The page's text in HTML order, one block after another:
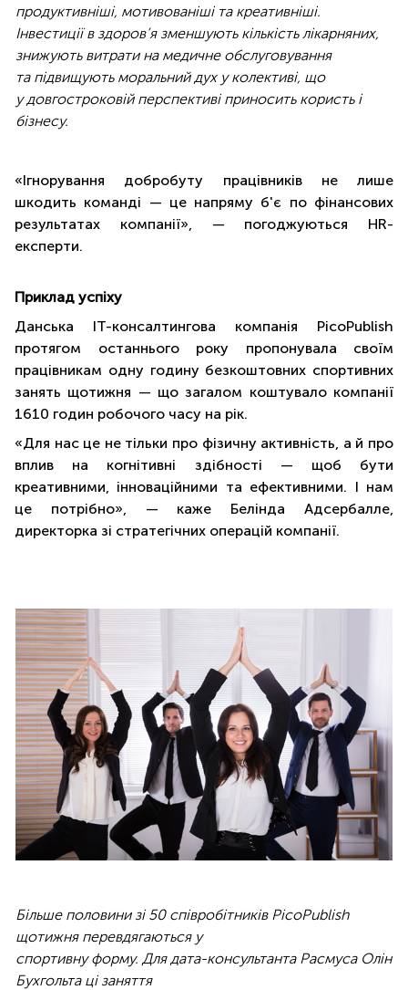
продуктивніші, мотивованіші та креативніші.
Інвестиції в здоров’я зменшують кількість лікарняних,
знижують витрати на медичне обслуговування
та підвищують моральний дух у колективі, що
у довгостроковій перспективі приносить користь і
бізнесу.
«Ігнорування добробуту працівників не лише
шкодить команді — це напряму б'є по фінансових
результатах компанії», — погоджуються HR-
експерти.
Приклад успіху
Данська IT-консалтингова компанія PicoPublish
протягом останнього року пропонувала своїм
працівникам одну годину безкоштовних спортивних
занять щотижня — що загалом коштувало компанії
1610 годин робочого часу на рік.
«Для нас це не тільки про фізичну активність, а й про
вплив на когнітивні здібності — щоб бути
креативними, інноваційними та ефективними. І нам
це потрібно», — каже Белінда Адсербалле,
директорка зі стратегічних операцій компанії.
Більше половини зі 50 співробітників PicoPublish
щотижня перевдягаються у
спортивну форму. Для дата-консультанта Расмуса Олін
Бухгольта ці заняття